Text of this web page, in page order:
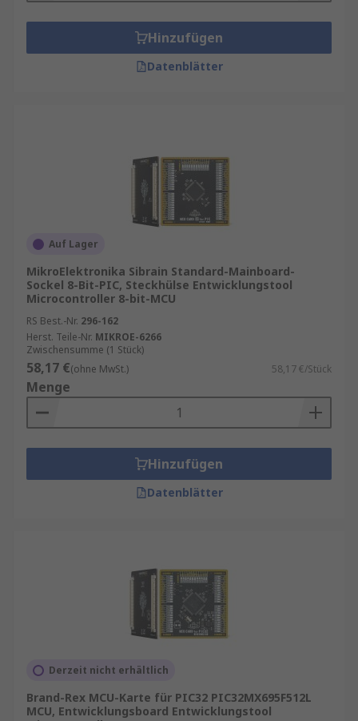
Hinzufügen
Datenblätter
Auf Lager
MikroElektronika Sibrain Standard-Mainboard-
Sockel 8-Bit-PIC, Steckhülse Entwicklungstool
Microcontroller 8-bit-MCU
RS Best.-Nr. 296-162
Herst. Teile-Nr. MIKROE-6266
Zwischensumme (1 Stück)
58,17 €(ohne MwSt.) 58,17 €/Stück
Menge
Hinzufügen
Datenblätter
Derzeit nicht erhältlich
Brand-Rex MCU-Karte für PIC32 PIC32MX695F512L
MCU, Entwicklungsboard Entwicklungstool